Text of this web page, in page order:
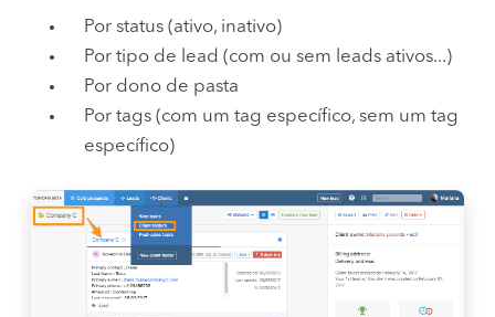
Por status (ativo, inativo)
Por tipo de lead (com ou sem leads ativos...)
Por dono de pasta
Por tags (com um tag específico, sem um tag
específico)